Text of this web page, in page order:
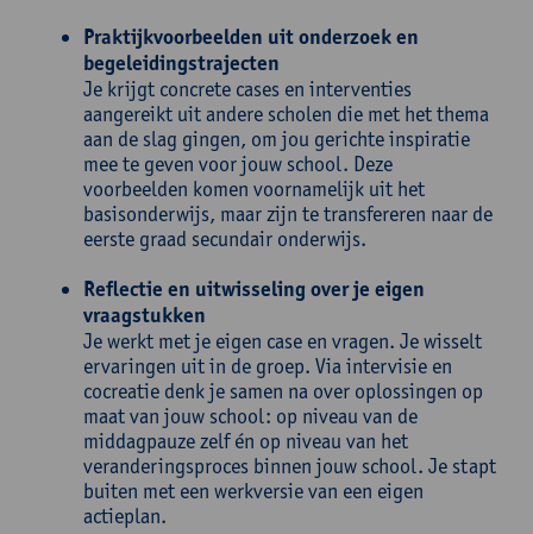
Praktijkvoorbeelden uit onderzoek en
begeleidingstrajecten
Je krijgt concrete cases en interventies
aangereikt uit andere scholen die met het thema
aan de slag gingen, om jou gerichte inspiratie
mee te geven voor jouw school. Deze
voorbeelden komen voornamelijk uit het
basisonderwijs, maar zijn te transfereren naar de
eerste graad secundair onderwijs.
Reflectie en uitwisseling over je eigen
vraagstukken
Je werkt met je eigen case en vragen. Je wisselt
ervaringen uit in de groep. Via intervisie en
cocreatie denk je samen na over oplossingen op
maat van jouw school: op niveau van de
middagpauze zelf én op niveau van het
veranderingsproces binnen jouw school. Je stapt
buiten met een werkversie van een eigen
actieplan.